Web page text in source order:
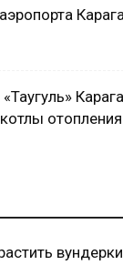
отопления